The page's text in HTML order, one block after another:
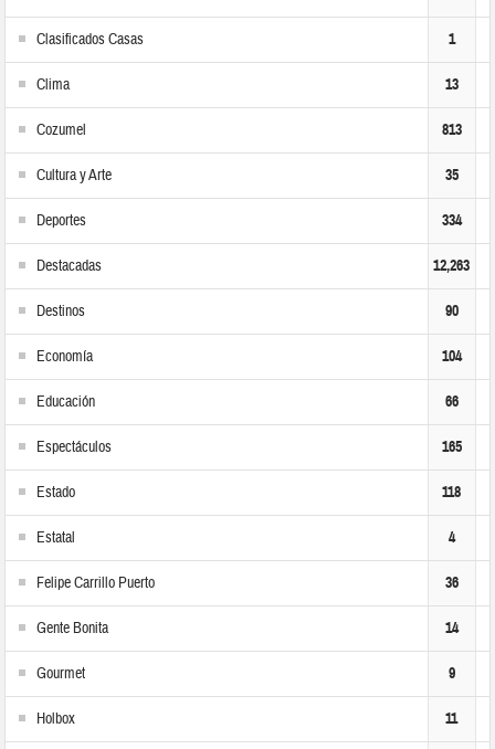
Clasificados Casas 1
Clima 13
Cozumel 813
Cultura y Arte 35
Deportes 334
Destacadas 12,263
Destinos 90
Economía 104
Educación 66
Espectáculos 165
Estado 118
Estatal 4
Felipe Carrillo Puerto 36
Gente Bonita 14
Gourmet 9
Holbox 11